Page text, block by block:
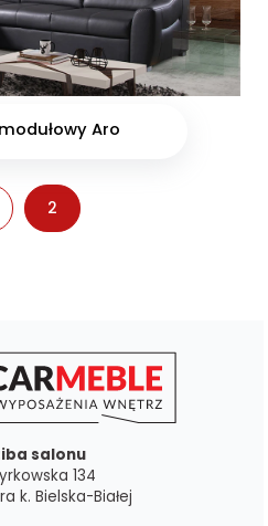
Aro
2
salonu
134
k. Bielska-Białej